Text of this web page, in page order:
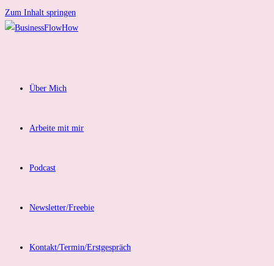
Zum Inhalt springen
Über Mich
Arbeite mit mir
Podcast
Newsletter/Freebie
Kontakt/Termin/Erstgespräch